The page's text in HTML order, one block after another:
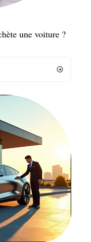
une voiture ?